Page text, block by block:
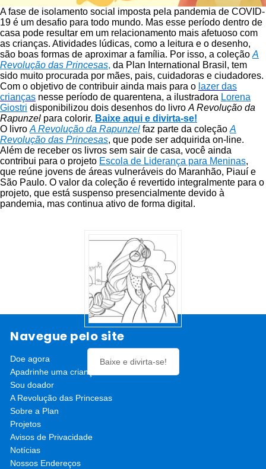
A fase de isolamento social imposta pela pandemia de COVID-
19 é um desafio para todo mundo. Mas esse período dentro de
casa pode resultar em um relacionamento mais afetuoso com
as crianças. Atividades lúdicas, como a leitura e o desenho,
são boas formas de aproximar a família. Por isso, a coleção A
Revolução das Princesas, da Plan International Brasil, tem
sido muito procurada por mães, pais, cuidadoras e ciudadores.
Com o objetivo de contribuir ainda mais para o lazer das
crianças nesse período de quarentena, a ilustradora Lorena
Giostri disponibilizou dois desenhos do livro A Revolução da
Rapunzel para colorir. Baixe aqui e divirta-se!
O livro A Revolução da Rapunzel faz parte da coleção A
Revolução das Princesas, que pode ser adquirida on-line.
Além de receber os livros sem sair de casa, você ainda
contribui para o projeto Escola de Liderança para Meninas,
que reúne jovens de áreas vulneráveis do Maranhão, Piauí e
São Paulo. O valor da coleção é revertido integralmente para o
projeto, que está suspenso presencialmente devido à
pandemia, mas continua ativo de forma digital.
Baixe e divirta-se!
Navegue pelo site
Doe agora
Apadrinhe uma criança
Sou doador
A Revolução das Princesas
Sobre a Plan
Projetos
Avisos de Privacidade
Notícias
Nossos Endereços